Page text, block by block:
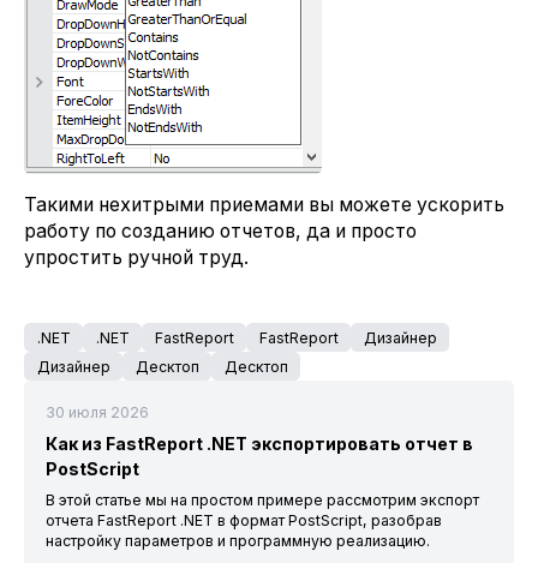
Такими нехитрыми приемами вы можете ускорить
работу по созданию отчетов, да и просто
упростить ручной труд.
.NET .NET FastReport FastReport
Дизайнер
Дизайнер
Десктоп Десктоп
30 июля 2026
Как из FastReport .NET экспортировать отчет в
PostScript
В этой статье мы на простом примере рассмотрим экспорт
отчета FastReport .NET в формат PostScript, разобрав
настройку параметров и программную реализацию.